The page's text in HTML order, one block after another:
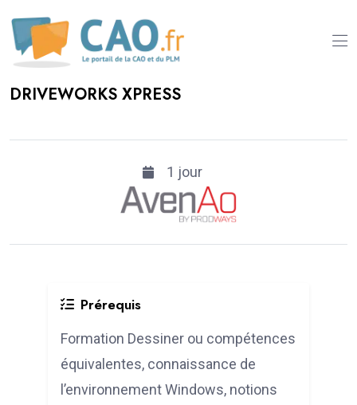
DRIVEWORKS XPRESS
1 jour
Prérequis
Formation Dessiner ou compétences
équivalentes, connaissance de
l’environnement Windows, notions